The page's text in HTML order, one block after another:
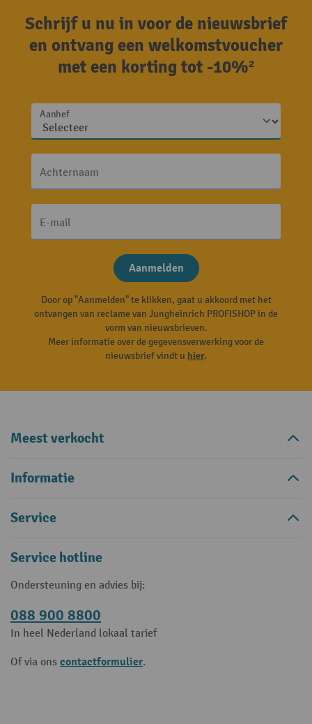
Schrijf u nu in voor de nieuwsbrief
en ontvang een welkomstvoucher
met een korting tot -10%²
Aanhef
Achternaam
E-mail
Aanmelden
Door op "Aanmelden" te klikken, gaat u akkoord met het
ontvangen van reclame van Jungheinrich PROFISHOP in de
vorm van nieuwsbrieven.
Meer informatie over de gegevensverwerking voor de
nieuwsbrief vindt u hier.
Meest verkocht
Informatie
Service
Service hotline
Ondersteuning en advies bij:
088 900 8800
In heel Nederland lokaal tarief
Of via ons contactformulier.